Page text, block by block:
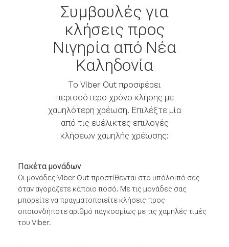
Συμβουλές για
κλήσεις προς
Νιγηρία από Νέα
Καληδονία
Το Viber Out προσφέρει
περισσότερο χρόνο κλήσης με
χαμηλότερη χρέωση. Επιλέξτε μία
από τις ευέλικτες επιλογές
κλήσεων χαμηλής χρέωσης:
Πακέτα μονάδων
Οι μονάδες Viber Out προστίθενται στο υπόλοιπό σας
όταν αγοράζετε κάποιο ποσό. Με τις μονάδες σας
μπορείτε να πραγματοποιείτε κλήσεις προς
οποιονδήποτε αριθμό παγκοσμίως με τις χαμηλές τιμές
του Viber.